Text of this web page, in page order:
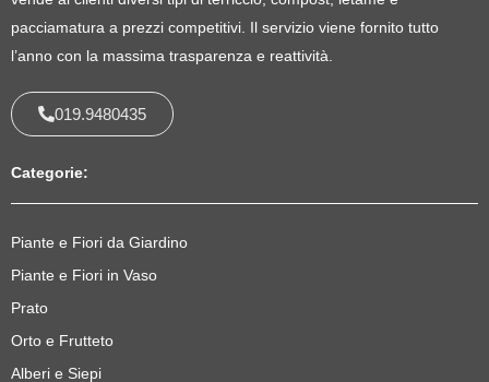
pacciamatura a prezzi competitivi. Il servizio viene fornito tutto
l’anno con la massima trasparenza e reattività.
019.9480435
Categorie:
Piante e Fiori da Giardino
Piante e Fiori in Vaso
Prato
Orto e Frutteto
Alberi e Siepi